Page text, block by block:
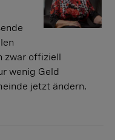
zwar offiziell
wenig Geld
jetzt ändern.